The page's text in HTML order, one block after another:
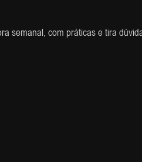
semanal, com práticas e tira